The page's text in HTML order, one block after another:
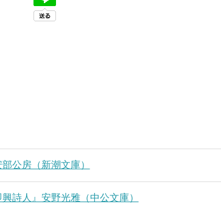
部公房（新潮文庫）
詩人』安野光雅（中公文庫）